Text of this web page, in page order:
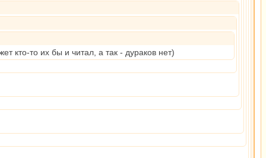
кто-то их бы и читал, а так - дураков нет)